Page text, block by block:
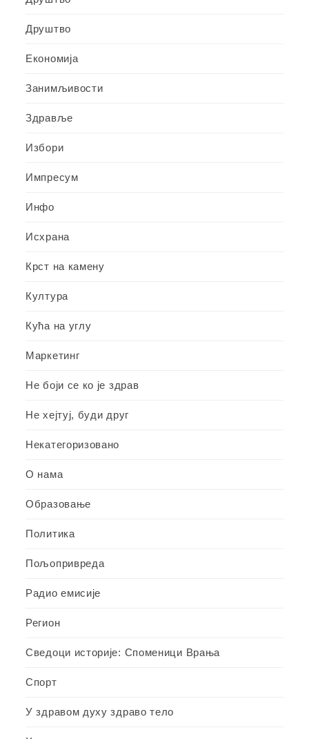
Друштво
Економија
Занимљивости
Здравље
Избори
Импресум
Инфо
Исхрана
Крст на камену
Култура
Кућа на углу
Маркетинг
Не боји се ко је здрав
Не хејтуј, буди друг
Некатегоризовано
О нама
Образовање
Политика
Пољопривреда
Радио емисије
Регион
Сведоци историје: Споменици Врања
Спорт
У здравом духу здраво тело